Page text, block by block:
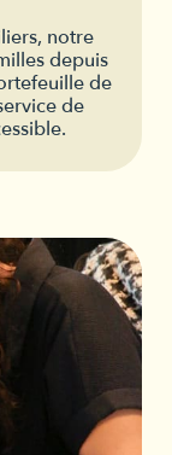
notre
depuis
de
de